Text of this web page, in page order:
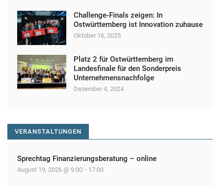
i
o
Challenge-Finals zeigen: In
Ostwürttemberg ist Innovation zuhause
Oktober 16, 2025
Platz 2 für Ostwürttemberg im
Landesfinale für den Sonderpreis
Unternehmensnachfolge
Dezember 4, 2024
VERANSTALTUNGEN
Sprechtag Finanzierungsberatung – online
August 19, 2026 @ 9:00 - 17:00